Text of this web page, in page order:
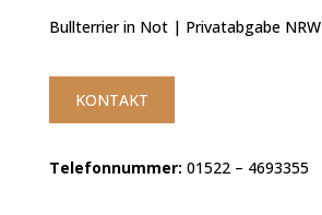
Bullterrier in Not | Privatabgabe NRW
KONTAKT
Telefonnummer: 01522 – 4693355